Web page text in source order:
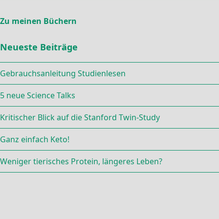
Zu meinen Büchern
Neueste Beiträge
Gebrauchsanleitung Studienlesen
5 neue Science Talks
Kritischer Blick auf die Stanford Twin-Study
Ganz einfach Keto!
Weniger tierisches Protein, längeres Leben?